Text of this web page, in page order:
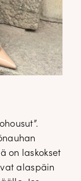
on laskokset
alaspäin